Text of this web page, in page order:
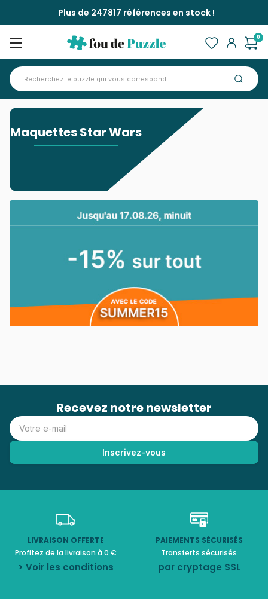
Plus de 247817 références en stock !
0
Maquettes Star Wars
Recevez notre newsletter
LIVRAISON OFFERTE
Profitez de la livraison à 0 €
> Voir les conditions
PAIEMENTS SÉCURISÉS
Transferts sécurisés
par cryptage SSL